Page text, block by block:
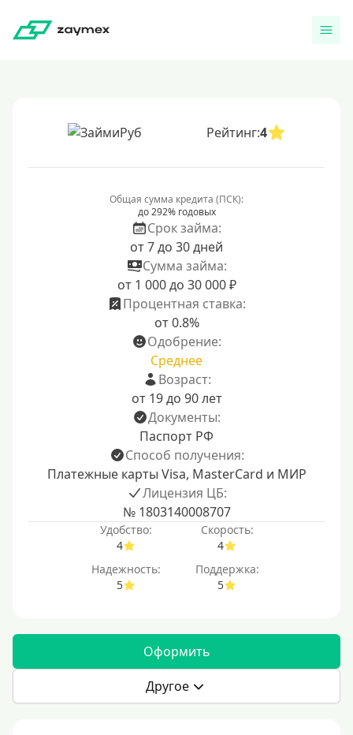
Рейтинг:4
Общая сумма кредита (ПСК):
до 292% годовых
Срок займа:
от 7 до 30 дней
Сумма займа:
от 1 000 до 30 000 ₽
Процентная ставка:
от 0.8%
Одобрение:
Среднее
Возраст:
от 19 до 90 лет
Документы:
Паспорт РФ
Способ получения:
Платежные карты Visa, MasterCard и МИР
Лицензия ЦБ:
№ 1803140008707
Удобство:
4
Скорость:
4
Надежность:
5
Поддержка:
5
Оформить
Другое